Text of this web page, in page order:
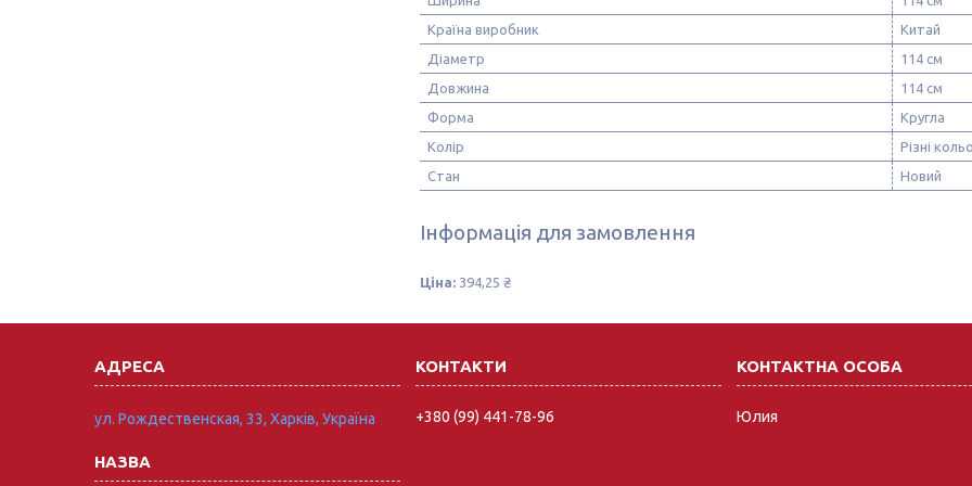
Країна виробник
Китай
Діаметр
114 см
Довжина
114 см
Форма
Кругла
Колір
Різні
Стан
Новий
Інформація для замовлення
Ціна: 394,25 ₴
ул. Рождественская, 33, Харків, Україна +380 (99) 441-78-96 Юлия